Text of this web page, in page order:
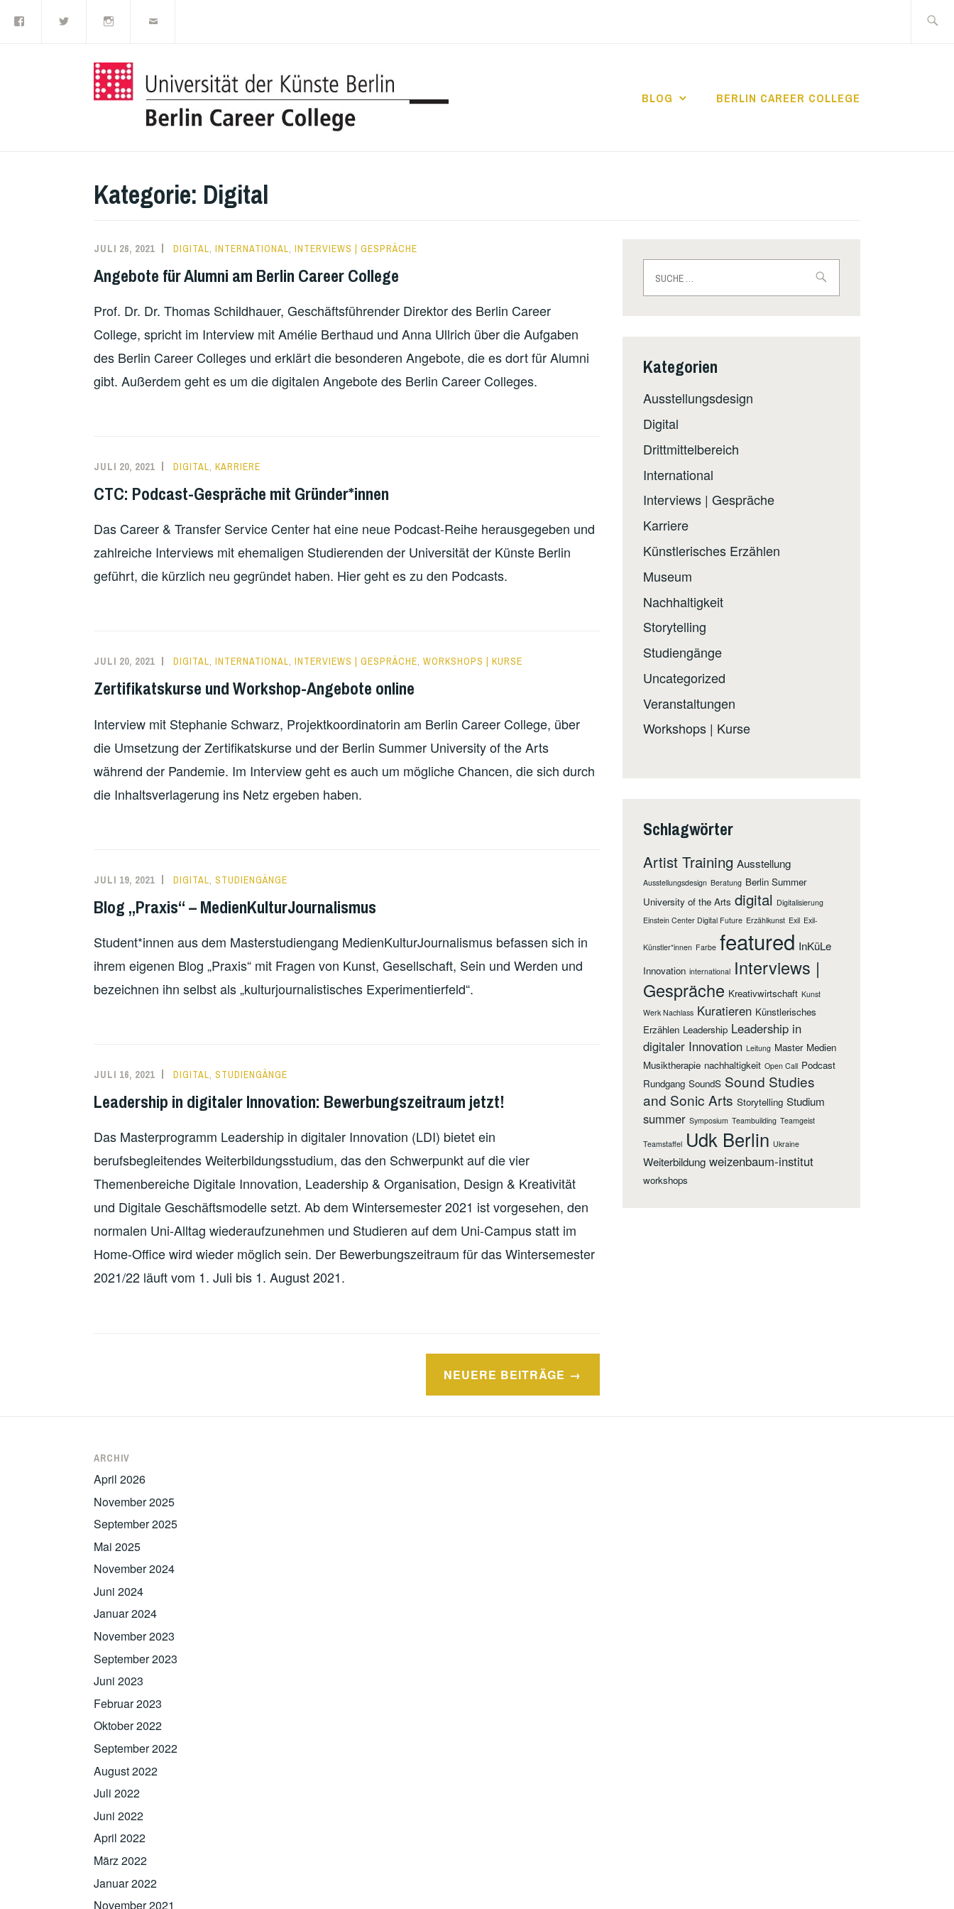
Inhalt
nach:
BLOG BERLIN CAREER COLLEGE
Kategorie: Digital
JULI 26, 2021 DIGITAL INTERNATIONAL INTERVIEWS | GESPRÄCHE
Angebote für Alumni am Berlin Career College
Prof. Dr. Dr. Thomas Schildhauer, Geschäftsführender Direktor des Berlin Career
College, spricht im Interview mit Amélie Berthaud und Anna Ullrich über die Aufgaben
des Berlin Career Colleges und erklärt die besonderen Angebote, die es dort für Alumni
gibt. Außerdem geht es um die digitalen Angebote des Berlin Career Colleges.
JULI 20, 2021 DIGITAL, KARRIERE
CTC: Podcast-Gespräche mit Gründer*innen
Das Career & Transfer Service Center hat eine neue Podcast-Reihe herausgegeben und
zahlreiche Interviews mit ehemaligen Studierenden der Universität der Künste Berlin
geführt, die kürzlich neu gegründet haben. Hier geht es zu den Podcasts.
JULI 20, 2021 DIGITAL, INTERNATIONAL, INTERVIEWS | GESPRÄCHE, WORKSHOPS | KURSE
Zertifikatskurse und Workshop-Angebote online
Interview mit Stephanie Schwarz, Projektkoordinatorin am Berlin Career College, über
die Umsetzung der Zertifikatskurse und der Berlin Summer University of the Arts
während der Pandemie. Im Interview geht es auch um mögliche Chancen, die sich durch
die Inhaltsverlagerung ins Netz ergeben haben.
JULI 19, 2021 DIGITAL, STUDIENGÄNGE
Blog „Praxis“ – MedienKulturJournalismus
Student*innen aus dem Masterstudiengang MedienKulturJournalismus befassen sich in
ihrem eigenen Blog „Praxis“ mit Fragen von Kunst, Gesellschaft, Sein und Werden und
bezeichnen ihn selbst als „kulturjournalistisches Experimentierfeld“.
JULI 16, 2021 DIGITAL, STUDIENGÄNGE
Leadership in digitaler Innovation: Bewerbungszeitraum jetzt!
Das Masterprogramm Leadership in digitaler Innovation (LDI) bietet ein
berufsbegleitendes Weiterbildungsstudium, das den Schwerpunkt auf die vier
Themenbereiche Digitale Innovation, Leadership & Organisation, Design & Kreativität
und Digitale Geschäftsmodelle setzt. Ab dem Wintersemester 2021 ist vorgesehen, den
normalen Uni-Alltag wiederaufzunehmen und Studieren auf dem Uni-Campus statt im
Home-Office wird wieder möglich sein. Der Bewerbungszeitraum für das Wintersemester
2021/22 läuft vom 1. Juli bis 1. August 2021.
NEUERE BEITRÄGE
nach:
Kategorien
Ausstellungsdesign
Digital
Drittmittelbereich
International
Interviews | Gespräche
Karriere
Künstlerisches Erzählen
Museum
Nachhaltigkeit
Storytelling
Studiengänge
Uncategorized
Veranstaltungen
Workshops | Kurse
Schlagwörter
Artist Training Ausstellung
Ausstellungsdesign Beratung Berlin Summer
University of the Arts digital Digitalisierung
Einstein Center Digital Future Erzählkunst Exil Exil-
Künstler*innen Farbe featured InKüLe
Innovation international Interviews |
Gespräche Kreativwirtschaft Kunst
Werk Nachlass Kuratieren Künstlerisches
Erzählen Leadership Leadership in
digitaler Innovation Leitung Master Medien
Musiktherapie nachhaltigkeit Open Call Podcast
Rundgang SoundS Sound Studies
and Sonic Arts Storytelling Studium
summer Symposium Teambuilding Teamgeist
Teamstaffel Udk Berlin Ukraine
Weiterbildung weizenbaum-institut
workshops
ARCHIV
April 2026
November 2025
September 2025
Mai 2025
November 2024
Juni 2024
Januar 2024
November 2023
September 2023
Juni 2023
Februar 2023
Oktober 2022
September 2022
August 2022
Juli 2022
Juni 2022
April 2022
März 2022
Januar 2022
November 2021